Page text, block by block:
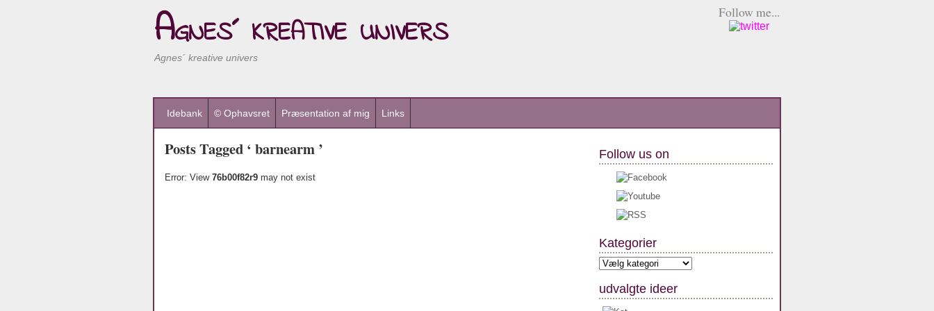
Follow me...
Agnes´ kreative univers
Agnes´ kreative univers
Idebank © Ophavsret Præsentation af mig Links
Posts Tagged ‘ barnearm ’
Error: View 76b00f82r9 may not exist
Follow us on
Kategorier
Kategorier
udvalgte ideer